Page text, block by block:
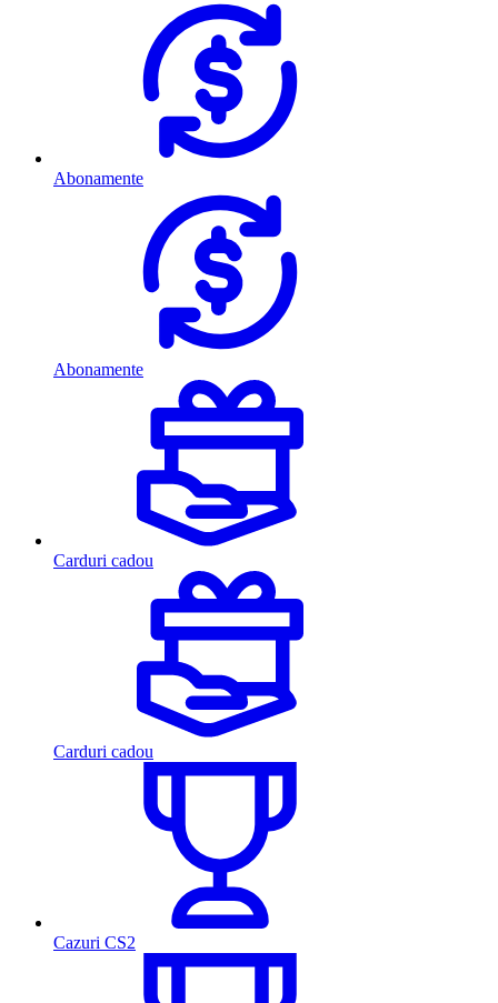
Abonamente
Abonamente
Carduri cadou
Carduri cadou
Cazuri CS2